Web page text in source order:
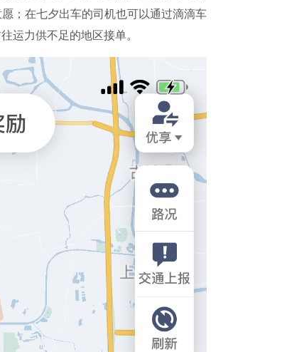
；在七夕出车的司机也可以通过滴滴车
运力供不足的地区接单。